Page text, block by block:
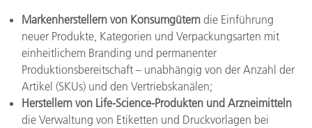
Markenherstellern von Konsumgütern die Einführung
neuer Produkte, Kategorien und Verpackungsarten mit
einheitlichem Branding und permanenter
Produktionsbereitschaft – unabhängig von der Anzahl der
Artikel (SKUs) und den Vertriebskanälen;
Herstellern von Life-Science-Produkten und Arzneimitteln
die Verwaltung von Etiketten und Druckvorlagen bei